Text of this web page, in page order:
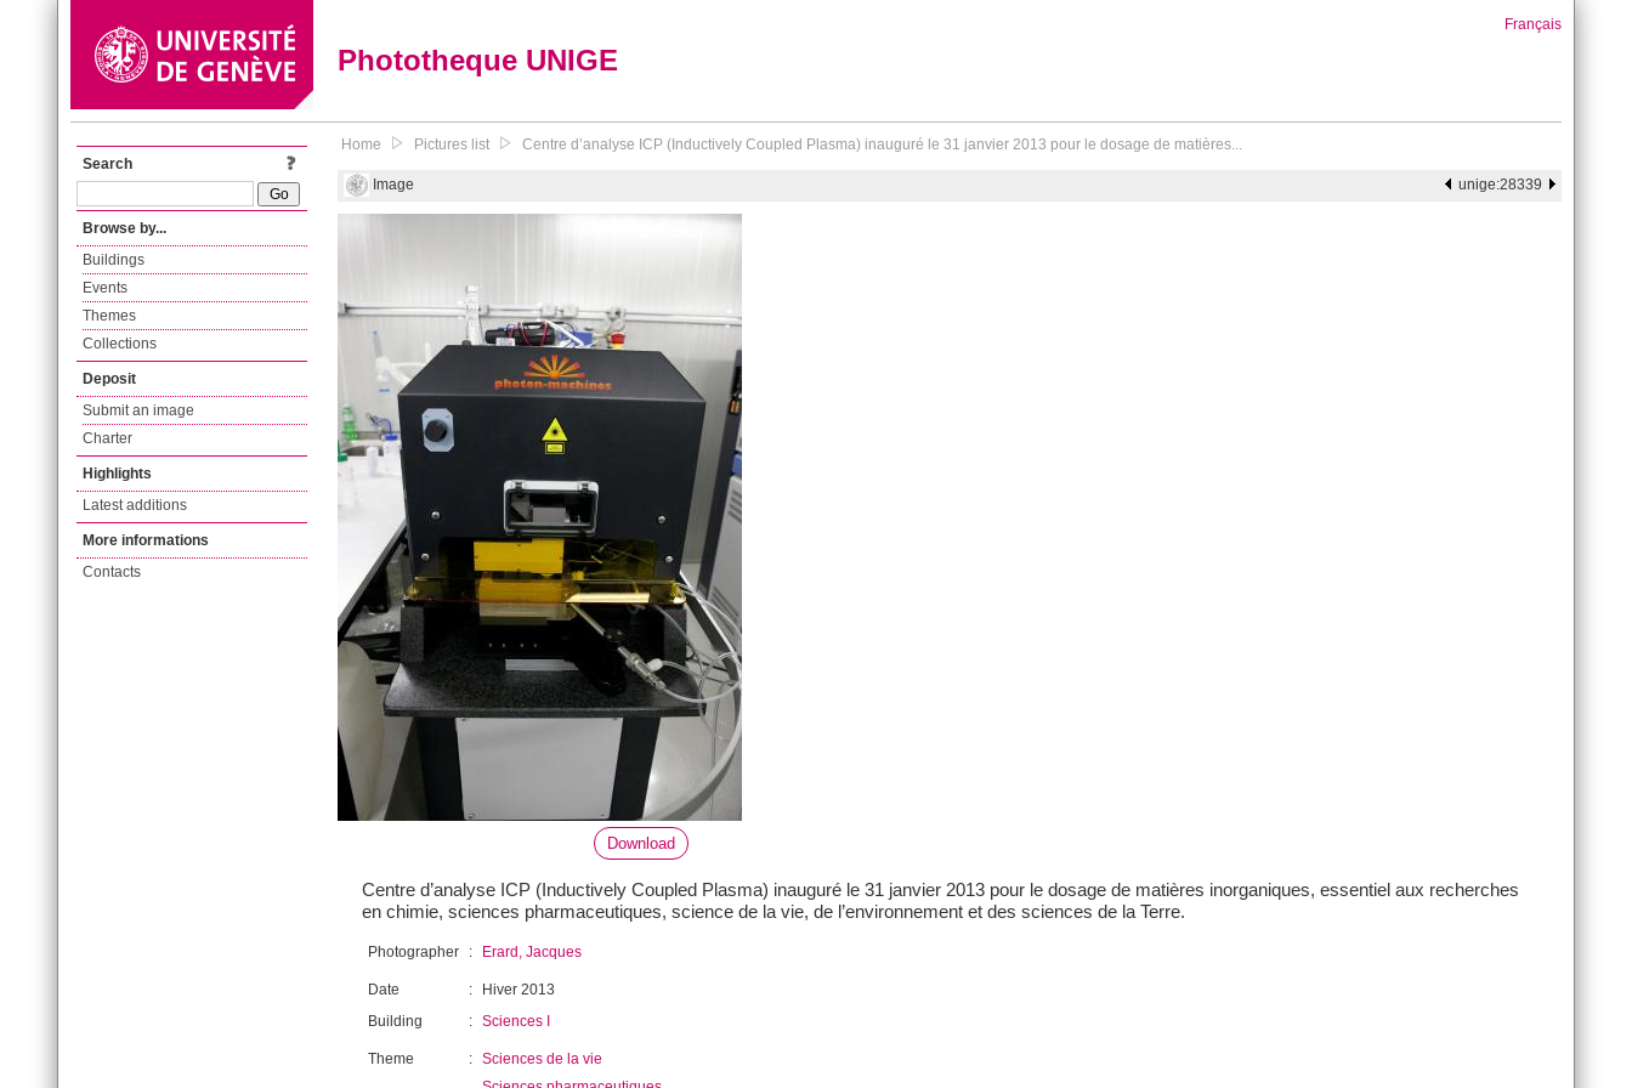
Phototheque UNIGE
Français
Search
Browse by...
Buildings
Events
Themes
Collections
Deposit
Submit an image
Charter
Highlights
Latest additions
More informations
Contacts
Home Pictures list Centre d’analyse ICP (Inductively Coupled Plasma) inauguré le 31 janvier 2013 pour le dosage de matières...
Image unige:28339
Download
Centre d’analyse ICP (Inductively Coupled Plasma) inauguré le 31 janvier 2013 pour le dosage de matières inorganiques, essentiel aux recherches
en chimie, sciences pharmaceutiques, science de la vie, de l’environnement et des sciences de la Terre.
Photographer : Erard, Jacques
Date :
Hiver 2013
Building
: Sciences I
Theme : Sciences de la vie